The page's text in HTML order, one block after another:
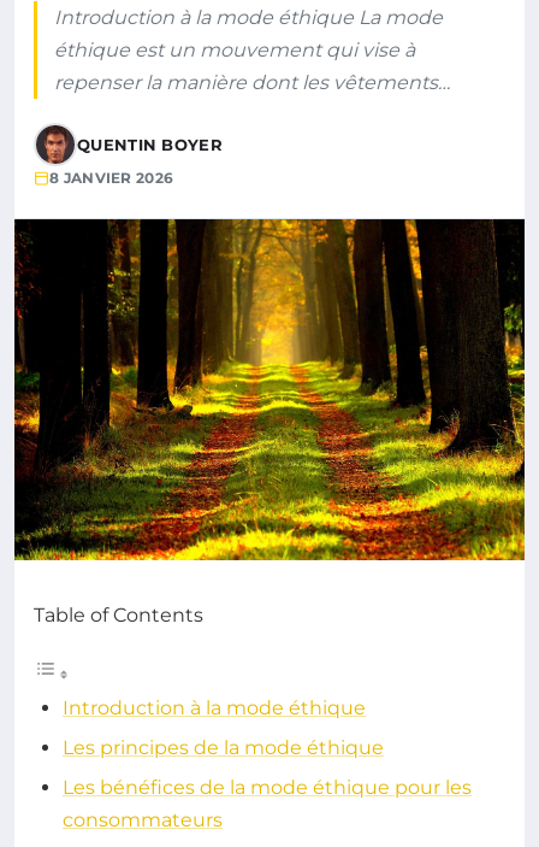
Introduction à la mode éthique La mode
éthique est un mouvement qui vise à
repenser la manière dont les vêtements…
QUENTIN BOYER
8 JANVIER 2026
Table of Contents
Introduction à la mode éthique
Les principes de la mode éthique
Les bénéfices de la mode éthique pour les
consommateurs